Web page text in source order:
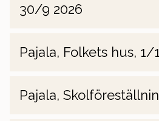
30/9 2026
Pajala, Folkets hus, 1/
Pajala,